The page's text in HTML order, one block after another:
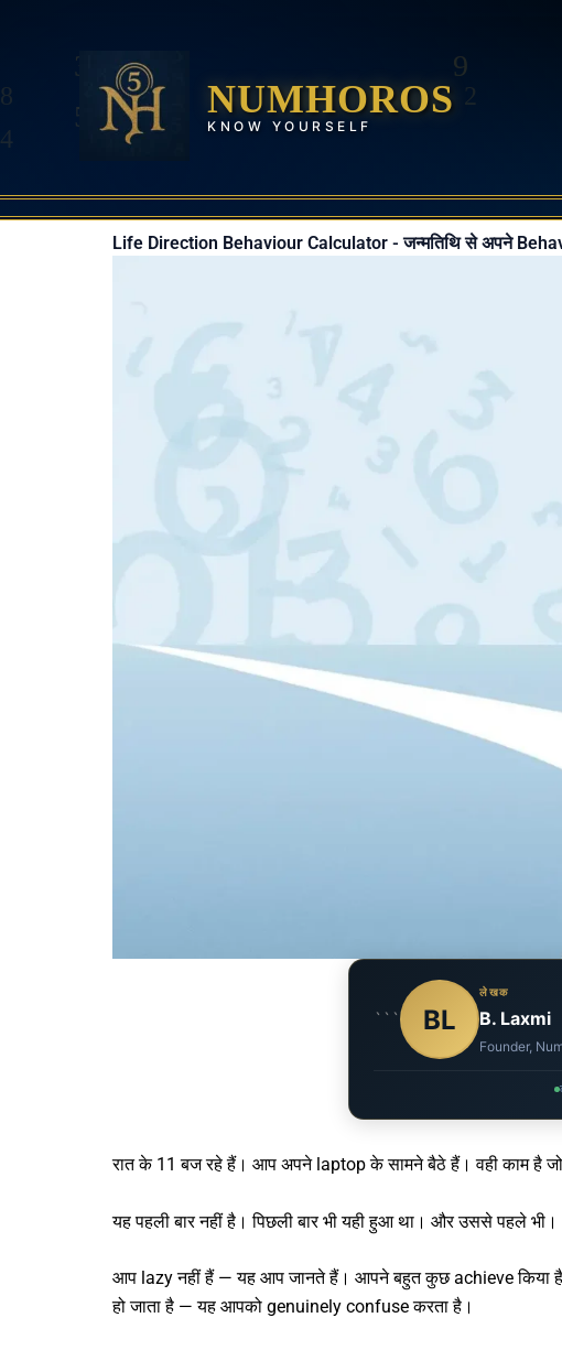
NUMHOROS
KNOW YOURSELF
Life Direction Behaviour Calculator - जन्मतिथि से अपने
``` BL
लेखक
B. Laxmi
Founder,
रात के 11 बज रहे हैं। आप अपने laptop के सामने बैठे हैं। वही काम है
यह पहली बार नहीं है। पिछली बार भी यही हुआ था। और उससे पहले भी।
आप lazy नहीं हैं — यह आप जानते हैं। आपने बहुत कुछ achieve किया
हो जाता है — यह आपको genuinely confuse करता है।